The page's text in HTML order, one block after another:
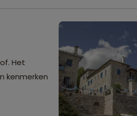
kenmerken